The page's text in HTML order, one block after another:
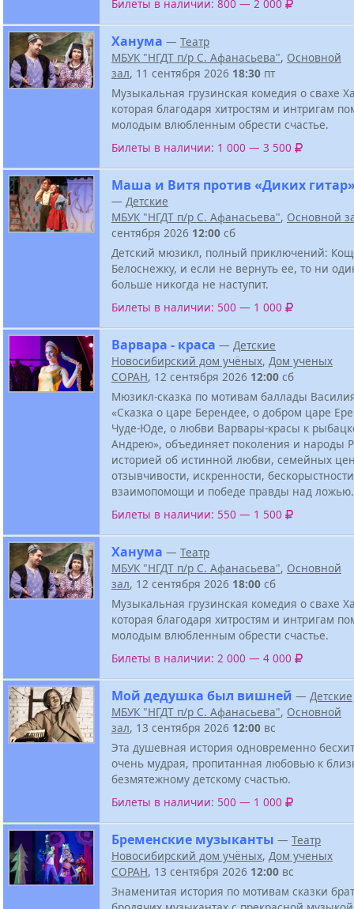
Билеты в наличии: 800 — 2 000
Ханума — Театр
МБУК "НГДТ п/р С. Афанасьева", Основной
зал, 11 сентября 2026 18:30 пт
Музыкальная грузинская комедия о свахе
которая благодаря хитростям и интригам
молодым влюбленным обрести счастье.
Билеты в наличии: 1 000 — 3 500
Маша и Витя против «Диких
— Детские
МБУК "НГДТ п/р С. Афанасьева", Основной
сентября 2026 12:00 сб
Детский мюзикл, полный приключений:
Белоснежку, и если не вернуть ее, то ни
больше никогда не наступит.
Билеты в наличии: 500 — 1 000
Варвара - краса — Детские
Новосибирский дом учёных, Дом ученых
СОРАН, 12 сентября 2026 12:00 сб
Мюзикл-сказка по мотивам баллады
«Сказка о царе Берендее, о добром царе
Чуде-Юде, о любви Варвары-красы к
Андрею», объединяет поколения и народы
историей об истинной любви, семейных
отзывчивости, искренности,
взаимопомощи и победе правды над ложью.
Билеты в наличии: 550 — 1 500
Ханума — Театр
МБУК "НГДТ п/р С. Афанасьева", Основной
зал, 12 сентября 2026 18:00 сб
Музыкальная грузинская комедия о свахе
которая благодаря хитростям и интригам
молодым влюбленным обрести счастье.
Билеты в наличии: 2 000 — 4 000
Мой дедушка был вишней — Детские
МБУК "НГДТ п/р С. Афанасьева", Основной
зал, 13 сентября 2026 12:00 вс
Эта душевная история одновременно
очень мудрая, пропитанная любовью к
безмятежному детскому счастью.
Билеты в наличии: 500 — 1 000
Бременские музыканты — Театр
Новосибирский дом учёных, Дом ученых
СОРАН, 13 сентября 2026 12:00 вс
Знаменитая история по мотивам сказки